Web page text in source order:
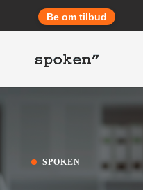
Be om tilbud
SPOKEN